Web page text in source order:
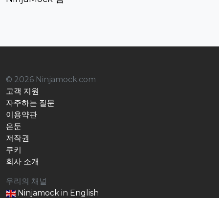
© 2026 Ninjamock.com
고객 지원
자주하는 질문
이용약관
은둔
저작권
쿠키
회사 소개
우리의 채널
Ninjamock in English